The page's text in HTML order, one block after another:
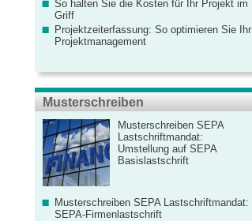
So halten Sie die Kosten für Ihr Projekt im
Griff
Projektzeiterfassung: So optimieren Sie Ihr
Projektmanagement
Musterschreiben
Musterschreiben SEPA
Lastschriftmandat:
Umstellung auf SEPA
Basislastschrift
Musterschreiben SEPA Lastschriftmandat:
SEPA-Firmenlastschrift